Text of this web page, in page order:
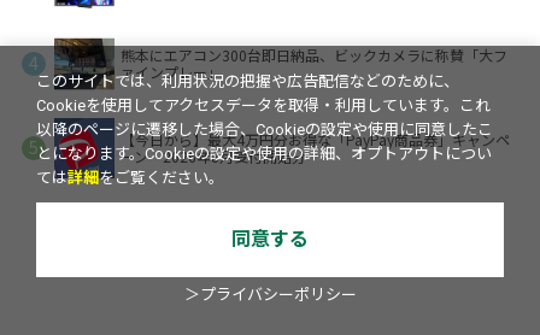
熊本にエアコン300台即日納品、ビックカメラに称賛「大フ
ァインプレー」
【今日から】最大4万円分お得な「PayPay商品券」キャンペ
ーン 2026年8月受付開始分
このサイトでは、利用状況の把握や広告配信などのために、
Cookieを使用してアクセスデータを取得・利用しています。これ
以降のページに遷移した場合、Cookieの設定や使用に同意したこ
とになります。Cookieの設定や使用の詳細、オプトアウトについ
ては詳細をご覧ください。
同意する
＞プライバシーポリシー